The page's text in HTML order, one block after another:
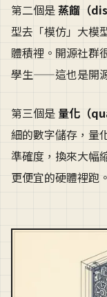
第二個是蒸餾（
型去「模仿」大模
體積裡。開源社群
學生——這也是開
第三個是 量化（
細的數字儲存，
準確度，換來大幅
更便宜的硬體裡跑。